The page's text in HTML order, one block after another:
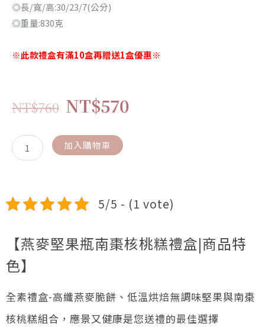
◎長/寬/高:30/23/7(公分)
◎重量:830克
※此款禮盒有滿10盒再贈送1盒優惠※
NT$760 原
價
NT$760。
NT$570目
NT$570。
燕
麥
瓶
棗
核
桃
禮
盒
加入購物車
5/5 - (1 vote)
【燕麥堅果瓶南棗核桃糕禮盒|商品特
色】
全素禮盒-高纖燕麥脆餅、低溫烘焙無調味堅果與南棗
核桃糕組合，應景又健康是您送禮的最佳選擇